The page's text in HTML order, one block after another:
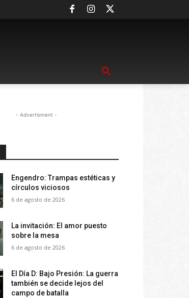
- Advertisment -
Engendro: Trampas estéticas y
círculos viciosos
6 de agosto de 2026
La invitación: El amor puesto
sobre la mesa
6 de agosto de 2026
El Día D: Bajo Presión: La guerra
también se decide lejos del
campo de batalla